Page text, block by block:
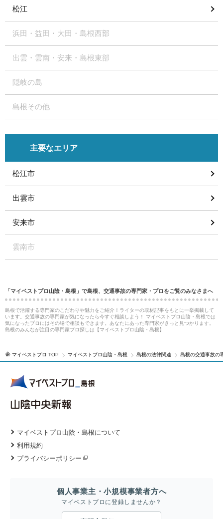
松江
浜田・益田・大田・島根西部
出雲・雲南・安来・島根東部
隠岐の島
島根その他
主要なエリア
松江市
出雲市
安来市
雲南市
「マイベストプロ山陰・島根」で島根、交通事故の専門家・プロをご覧のみなさまへ
島根で活躍する専門家のこだわりや魅力をご紹介！ライターの取材記事をもとに一挙掲載して
います。交通事故の専門家が気になったら今すぐ相談しよう！ マイベストプロ山陰・島根では
気になったプロにはその場で相談もできます。あなたにあった専門家がきっと見つかります。
島根のみんなが注目の専門家プロ探しは【マイベストプロ山陰・島根】
マイベストプロ TOP マイベストプロ山陰・島根 島根の法律関連 島根の交通事故の
マイベストプロ山陰・島根について
利用規約
プライバシーポリシー
個人事業主・小規模事業者方へ
マイベストプロに登録しませんか？